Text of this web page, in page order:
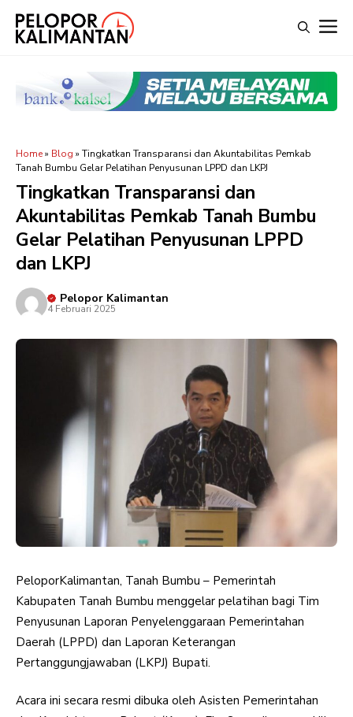
Home» Blog » Tingkatkan Transparansi dan Akuntabilitas Pemkab
Tanah Bumbu Gelar Pelatihan Penyusunan LPPD dan LKPJ
Tingkatkan Transparansi dan
Akuntabilitas Pemkab Tanah Bumbu
Gelar Pelatihan Penyusunan LPPD
dan LKPJ
Pelopor Kalimantan
4 Februari 2025
PeloporKalimantan, Tanah Bumbu – Pemerintah
Kabupaten Tanah Bumbu menggelar pelatihan bagi Tim
Penyusunan Laporan Penyelenggaraan Pemerintahan
Daerah (LPPD) dan Laporan Keterangan
Pertanggungjawaban (LKPJ) Bupati.
Acara ini secara resmi dibuka oleh Asisten Pemerintahan